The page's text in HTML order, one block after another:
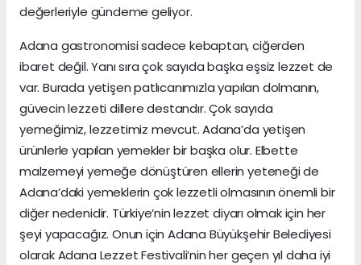
değerleriyle gündeme geliyor.
Adana gastronomisi sadece kebaptan, ciğerden
ibaret değil. Yanı sıra çok sayıda başka eşsiz lezzet de
var. Burada yetişen patlıcanımızla yapılan dolmanın,
güvecin lezzeti dillere destandır. Çok sayıda
yemeğimiz, lezzetimiz mevcut. Adana’da yetişen
ürünlerle yapılan yemekler bir başka olur. Elbette
malzemeyi yemeğe dönüştüren ellerin yeteneği de
Adana’daki yemeklerin çok lezzetli olmasının önemli bir
diğer nedenidir. Türkiye’nin lezzet diyarı olmak için her
şeyi yapacağız. Onun için Adana Büyükşehir Belediyesi
olarak Adana Lezzet Festivali’nin her geçen yıl daha iyi